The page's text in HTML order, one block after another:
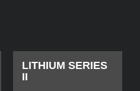
LITHIUM SERIES
II